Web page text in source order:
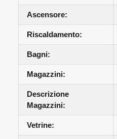
Ascensore:
Riscaldamento:
Bagni:
Magazzini:
Descrizione
Magazzini:
Vetrine: